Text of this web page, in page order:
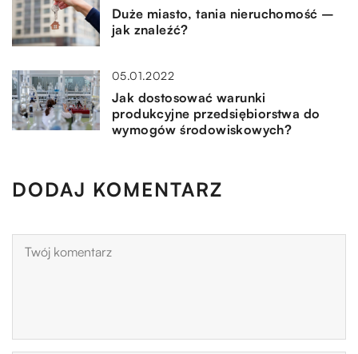
Duże miasto, tania nieruchomość –
jak znaleźć?
05.01.2022
Jak dostosować warunki
produkcyjne przedsiębiorstwa do
wymogów środowiskowych?
DODAJ KOMENTARZ